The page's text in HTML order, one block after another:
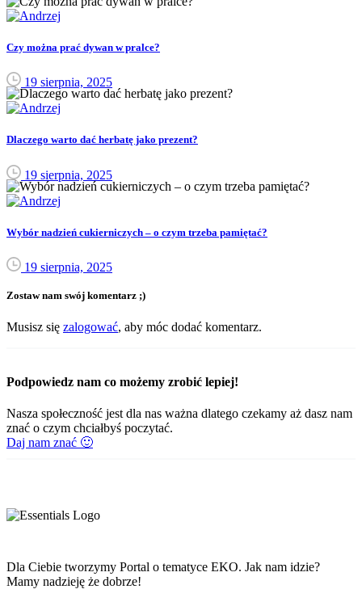
Czy można prać dywan w pralce?
19 sierpnia, 2025
Dlaczego warto dać herbatę jako prezent?
19 sierpnia, 2025
Wybór nadzień cukierniczych – o czym trzeba pamiętać?
19 sierpnia, 2025
Zostaw nam swój komentarz ;)
Musisz się zalogować, aby móc dodać komentarz.
Podpowiedz nam co możemy zrobić lepiej!
Nasza społeczność jest dla nas ważna dlatego czekamy aż dasz nam
znać o czym chciałbyś poczytać.
Daj nam znać 🙂
Dla Ciebie tworzymy Portal o tematyce EKO. Jak nam idzie?
Mamy nadzieję że dobrze!